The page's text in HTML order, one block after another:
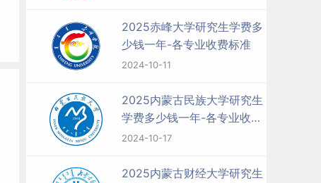
2025赤峰大学研究生学费多
少钱一年-各专业收费标准
2024-10-11
2025内蒙古民族大学研究生
学费多少钱一年-各专业收费
标准
2024-10-17
2025内蒙古财经大学研究生